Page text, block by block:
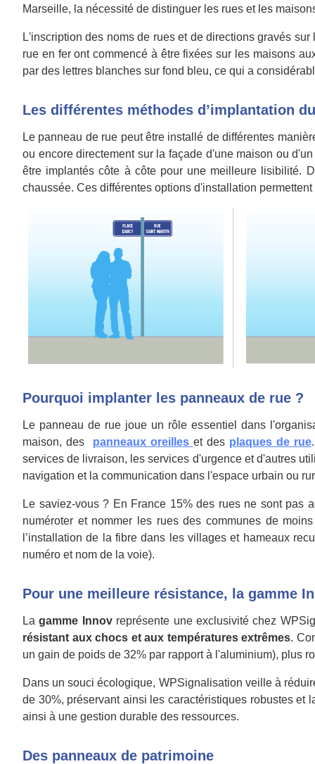
Marseille, la nécessité de distinguer les rues et les
L'inscription des noms de rues et de directions gravés
rue en fer ont commencé à être fixées sur les maisons
par des lettres blanches sur fond bleu, ce qui a
Les différentes méthodes d’implantation
Le panneau de rue peut être installé de différentes
ou encore directement sur la façade d'une maison ou
être implantés côte à côte pour une meilleure lisibilité.
chaussée. Ces différentes options d'installation
Pourquoi implanter les panneaux de rue ?
Le panneau de rue joue un rôle essentiel dans
maison, des panneaux oreilles et des plaques de rue
services de livraison, les services d'urgence et d'autres
navigation et la communication dans l'espace urbain ou
Le saviez-vous ? En France 15% des rues ne sont pas
numéroter et nommer les rues des communes de
l’installation de la fibre dans les villages et hameaux
numéro et nom de la voie).
Pour une meilleure résistance, la gamme
Lagamme Innovreprésente une exclusivité chez
résistant aux chocs et aux températures extrêmes.
un gain de poids de 32% par rapport à l'aluminium), plus
Dans un souci écologique, WPSignalisation veille à
de 30%, préservant ainsi les caractéristiques robustes
ainsi à une gestion durable des ressources.
Des panneaux de patrimoine